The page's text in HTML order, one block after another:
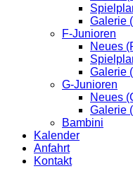
Galerie
F-Junioren
Neues
Galerie
G-Junioren
Neues
Galerie
Bambini
Kalender
Anfahrt
Kontakt